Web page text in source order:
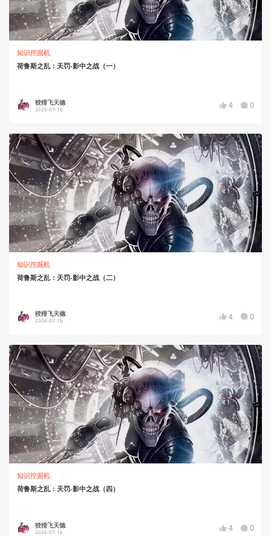
知识挖掘机
荷鲁斯之乱：天罚-影中之战（一）
狡猾飞天德
2026-07-16 4 0
知识挖掘机
荷鲁斯之乱：天罚-影中之战（二）
狡猾飞天德
2026-07-16 4 0
知识挖掘机
荷鲁斯之乱：天罚-影中之战（四）
狡猾飞天德
2026-07-16 4 0